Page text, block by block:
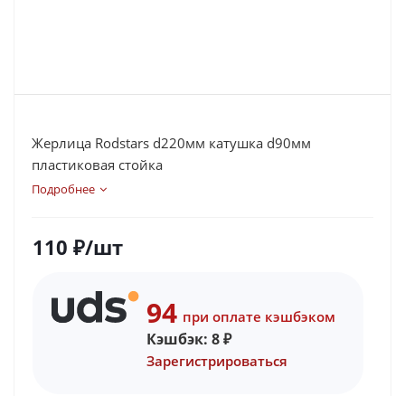
Жерлица Rodstars d220мм катушка d90мм
пластиковая стойка
Подробнее
110 ₽/шт
94 при оплате кэшбэком
Кэшбэк: 8₽
Зарегистрироваться